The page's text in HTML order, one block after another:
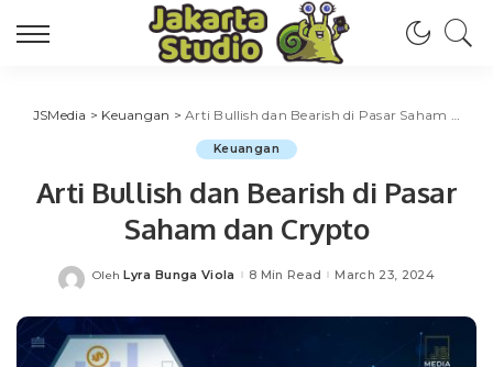
JSMedia > Keuangan >Arti Bullish dan Bearish di Pasar Saham dan Crypto
Keuangan
Arti Bullish dan Bearish di Pasar
Saham dan Crypto
Posted
Oleh Lyra Bunga Viola 8 Min Read March 23, 2024